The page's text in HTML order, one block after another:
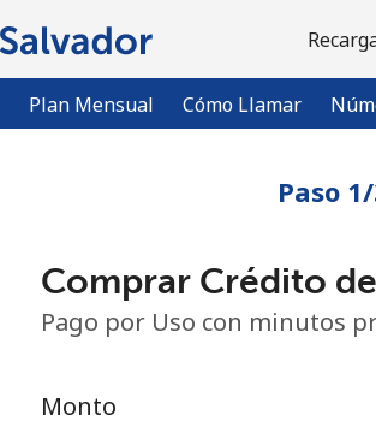
Plan Mensual Cómo Llamar
Paso
Comprar Crédito
Pago por Uso con minutos
Monto